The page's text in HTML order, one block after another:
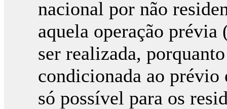
nacional por não
aquela operação prévia
ser realizada,
condicionada ao prévio
só possível para os